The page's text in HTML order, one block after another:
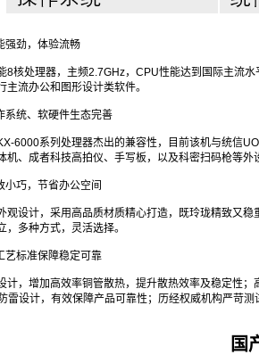
强劲，体验流畅
8核处理器，主频2.7GHz，CPU性能达到国际主流
主流办公和图形设计类软件。
系统、软硬件生态完善
6000系列处理器杰出的兼容性，目前该机与统信
机、成者科技高拍仪、手写板，以及科密扫码枪等
巧，节省办公空间
观设计，采用高品质材质精心打造，既玲珑精致又
，多种方式，灵活选择。
艺标准保障稳定可靠
计，增加高效率铜管散热，提升散热效率及稳定性
雷设计，有效保障产品可靠性；历经权威机构严苛测
国